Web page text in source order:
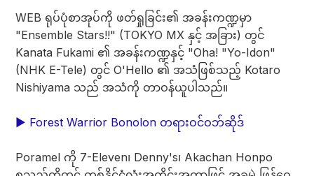
WEB ရုပ်ပုံစာအုပ်ကို ဖတ်ရှုခြင်း၏ အခန်းကဏ္ဍမှာ
"Ensemble Stars!!" (TOKYO MX နှင့် အခြား) တွင်
Kanata Fukami ၏ အခန်းကဏ္ဍနှင့် "Oha! "Yo-Idon"
(NHK E-Tele) တွင် O'Hello ၏ အသံဖြစ်သည့် Kotaro
Nishiyama သည် အသံကို တာဝန်ယူပါသည်။
▶︎ Forest Warrior Bonolon တရားဝင်ဝဘ်ဆိုဒ်
Poramel ကို 7-Eleven၊ Denny's၊ Akachan Honpo